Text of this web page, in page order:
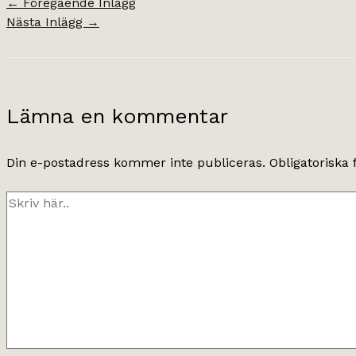
Nästa Inlägg →
Lämna en kommentar
Din e-postadress kommer inte publiceras.
Skriv